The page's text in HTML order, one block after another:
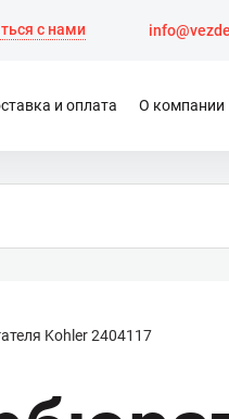
с нами
и оплата О компании
Kohler 2404117